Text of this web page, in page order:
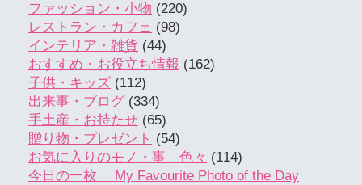
ファッション・小物 (220)
レストラン・カフェ (98)
インテリア・雑貨 (44)
おすすめ・お役立ち情報 (162)
子供・キッズ (112)
出来事・ブログ (334)
手土産・お持たせ (65)
贈り物・プレゼント (54)
お気に入りのモノ・事 色々 (114)
今日の一枚 My Favourite Photo of the Day